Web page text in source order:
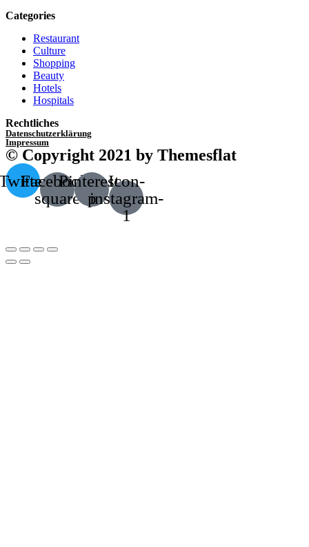
Categories
Restaurant
Culture
Shopping
Beauty
Hotels
Hospitals
Rechtliches
Datenschutzerklärung
Impressum
© Copyright 2021 by Themesflat
Facebook-
square
Pinterest-
p
Icon-
instagram-
1